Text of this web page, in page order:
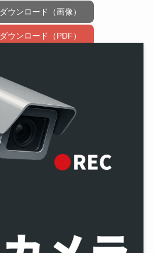
ダウンロード（画像）
ダウンロード（PDF）